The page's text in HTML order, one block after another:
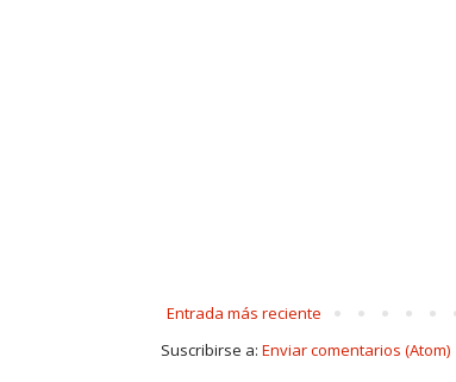
Entrada más reciente
Suscribirse a: Enviar comentarios (Atom)